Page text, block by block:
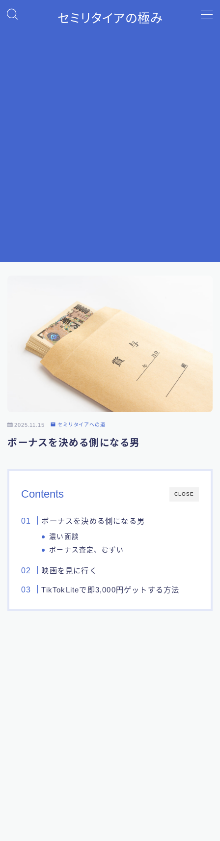
セミリタイアの極み
2025.11.15 セミリタイアへの道
ボーナスを決める側になる男
CLOSE
Contents
ボーナスを決める側になる男
濃い面談
ボーナス査定、むずい
映画を見に行く
TikTokLiteで即3,000円ゲットする方法